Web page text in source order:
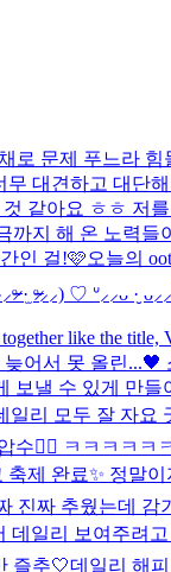
로 문제 푸느라
대견하고 대단
같아요 ㅎㅎ 저
까지 해 온 노력들
인 걸!🩷오늘의
♡ ᐡ⸝⸝ᴗ ·̮ ᴗ⸝⸝
like the title,
늦어서 못 올린...🖤
보낼 수 있게 만들
리 모두 잘 자요
수🤦‍♀️ ㅋㅋㅋㅋㅋ
축제 완료✨ 정말
진짜 추웠는데 감
일리 보여주려
즐추🤍데일리 해